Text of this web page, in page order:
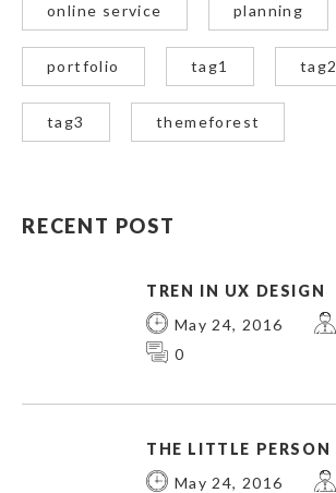
online service planning
portfolio tag1 tag2
tag3 themeforest
RECENT POST
TREN IN UX DESIGN
May 24, 2016
0
THE LITTLE PERSON
May 24, 2016